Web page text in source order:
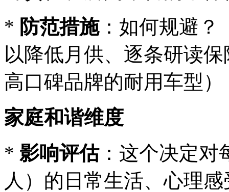
* 防范措施：如何规避？
以降低月供、逐条研读
高口碑品牌的耐用车型）
家庭和谐维度
* 影响评估：这个决定对
人）的日常生活、心理